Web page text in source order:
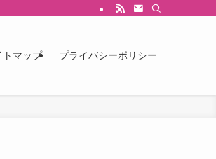
トマップ プライバシーポリシー